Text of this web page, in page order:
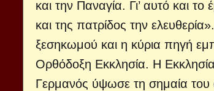
και την Παναγία. Γι’ αυτό και
και της πατρίδος την
ξεσηκωμού και η κύρια πηγή
Ορθόδοξη Εκκλησία. Η
Γερμανός ύψωσε τη σημαία του